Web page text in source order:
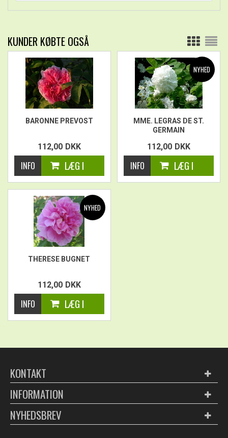
KUNDER KØBTE OGSÅ
BARONNE PREVOST
112,00 DKK
MME. LEGRAS DE ST.
GERMAIN
112,00 DKK
THERESE BUGNET
112,00 DKK
KONTAKT
INFORMATION
NYHEDSBREV